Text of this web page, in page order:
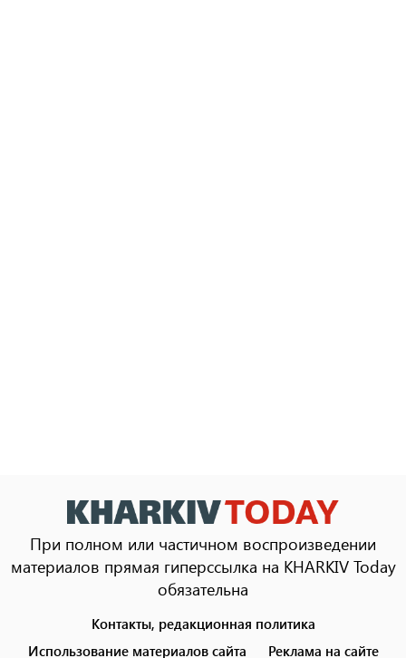
При полном или частичном воспроизведении
материалов прямая гиперссылка на KHARKIV Today
обязательна
menu
Контакты, редакционная политика
Использование материалов сайта
Реклама на сайте